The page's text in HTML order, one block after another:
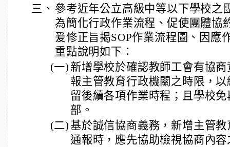
三、 參考近年公立高級中等以下學校之
為簡化行政作業流程、促使團體協
爰修正旨揭SOP作業流程圖、因應
重點說明如下：
(一) 新增學校於確認教師工會有協
報主管教育行政機關之時限，
留後續各項作業時程；且學校
部。
(二) 基於誠信協商義務，新增主管
通報時，應先協助檢視協商內